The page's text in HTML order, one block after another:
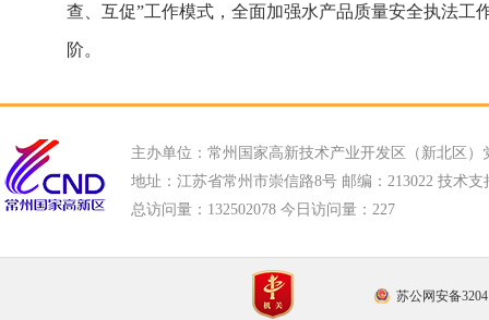
查、互促”工作模式，全面加强水产品质量安全执法
阶。
主办单位：常州国家高新技术产业开发区（新北区）
地址：江苏省常州市崇信路8号 邮编：213022 技术支
总访问量： 132502078 今日访问量： 227
苏公网安备